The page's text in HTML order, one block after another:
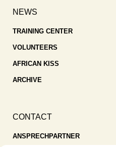
NEWS
TRAINING CENTER
VOLUNTEERS
AFRICAN KISS
ARCHIVE
CONTACT
ANSPRECHPARTNER